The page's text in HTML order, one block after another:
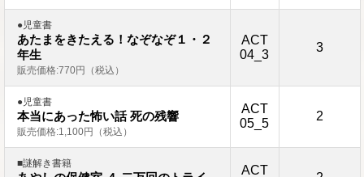
●児童書
あたまをきたえる！なぞなぞ１・２
年生
販売価格:770円（税込）
ACT
04_3
3
●児童書
本当にあった怖い話 死の残響
販売価格:1,100円（税込）
ACT
05_5
2
■謎解き書籍
ACT